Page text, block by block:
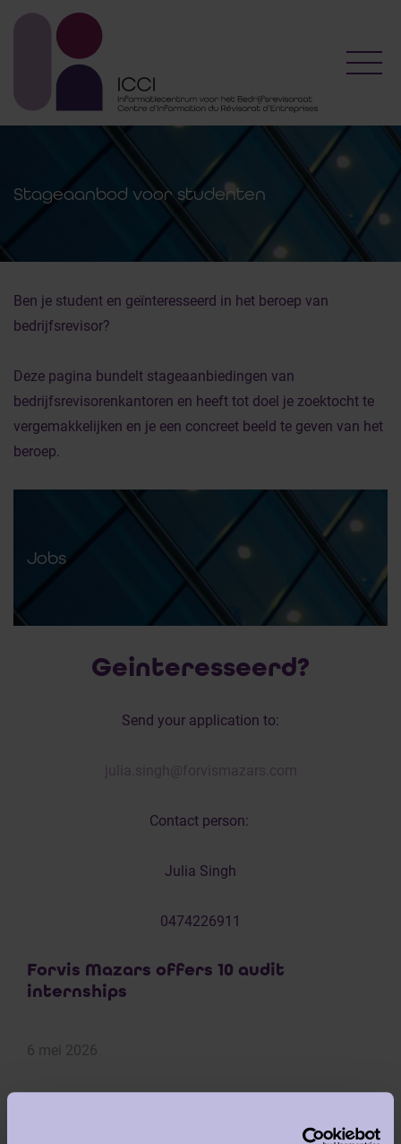
Stageaanbod voor studenten
Ben je student en geïnteresseerd in het beroep van
bedrijfsrevisor?
Deze pagina bundelt stageaanbiedingen van
bedrijfsrevisorenkantoren en heeft tot doel je zoektocht te
vergemakkelijken en je een concreet beeld te geven van het
beroep.
Jobs
Geinteresseerd?
Send your application to:
julia.singh@forvismazars.com
Contact person:
Julia Singh
0474226911
Forvis Mazars offers 10 audit
internships
6 mei 2026
students wishing to gain practical experience within a